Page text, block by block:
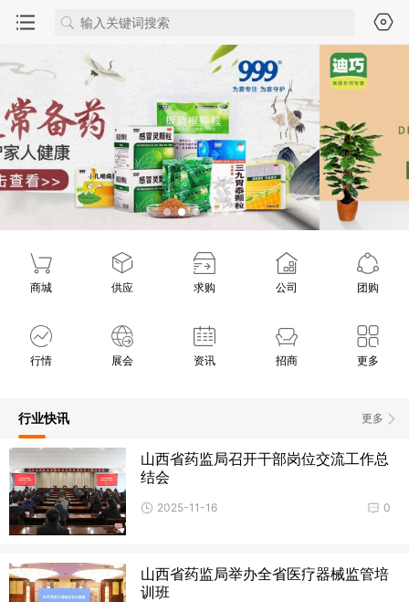
商城 供应 求购 公司 团购
行情 展会 资讯 招商 更多
更多
行业快讯
山西省药监局召开干部岗位交流工作总
结会
0
2025-11-16
山西省药监局举办全省医疗器械监管培
训班